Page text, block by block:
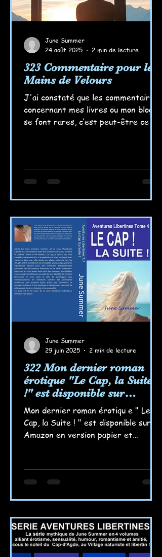
323 Commentaire pour les
Mains de Velours
J'ai constaté que les commentaires
concernant mes livres ou mon blog
se font rares, c’est peut-être ce qui
June Summer
24 août 2025
2 min de lecture
322 Mon dernier roman
érotique "Le Cap, la Suite
!" est disponible sur
Amazon !
Mon dernier roman érotiqu e " Le
Cap, la Suite ! " est disponible sur
Amazon en version papier et
June Summer
29 juin 2025
2 min de lecture